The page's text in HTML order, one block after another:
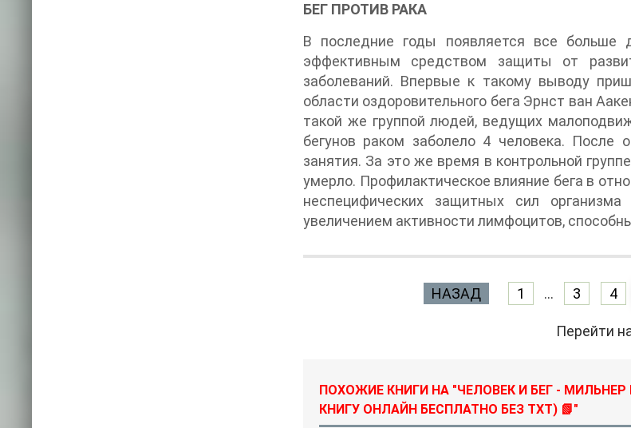
БЕГ ПРОТИВ РАКА
В последние годы появляется все
эффективным средством защиты от
заболеваний. Впервые к такому выводу
области оздоровительного бега Эрнст ван
такой же группой людей, ведущих
бегунов раком заболело 4 человека. После
занятия. За это же время в контрольной
умерло. Профилактическое влияние бега в
неспецифических защитных сил
увеличением активности лимфоцитов,
НАЗАД 1 ... 3 4
Перейти
ПОХОЖИЕ КНИГИ НА "ЧЕЛОВЕК И БЕГ - МИЛЬНЕР
КНИГУ ОНЛАЙН БЕСПЛАТНО БЕЗ TXT) 📗"